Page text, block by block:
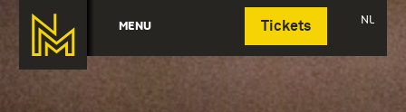
MENU Tickets NL
Deutsch